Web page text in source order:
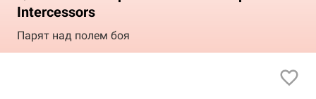
Intercessors
Парят над полем боя